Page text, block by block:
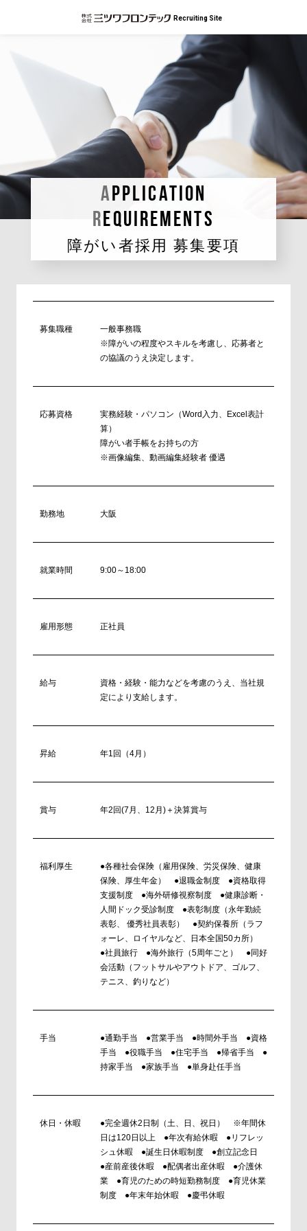
Recruiting Site
Application
Requirements
障がい者採用 募集要項
募集職種
一般事務職
※障がいの程度やスキルを考慮し、応募者と
の協議のうえ決定します。
応募資格
実務経験・パソコン（Word入力、Excel表計
算）
障がい者手帳をお持ちの方
※画像編集、動画編集経験者 優遇
勤務地 大阪
就業時間 9:00～18:00
雇用形態 正社員
給与
資格・経験・能力などを考慮のうえ、当社規
定により支給します。
昇給 年1回（4月）
賞与 年2回(7月、12月)＋決算賞与
福利厚生
●各種社会保険（雇用保険、労災保険、健康
保険、厚生年金） ●退職金制度 ●資格取得
支援制度 ●海外研修視察制度 ●健康診断・
人間ドック受診制度 ●表彰制度（永年勤続
表彰、 優秀社員表彰） ●契約保養所（ラフ
ォーレ、ロイヤルなど、日本全国50カ所）
●社員旅行 ●海外旅行（5周年ごと） ●同好
会活動（フットサルやアウトドア、ゴルフ、
テニス、釣りなど）
手当
●通勤手当 ●営業手当 ●時間外手当 ●資格
手当 ●役職手当 ●住宅手当 ●帰省手当 ●
持家手当 ●家族手当 ●単身赴任手当
休日・休暇
●完全週休2日制（土、日、祝日） ※年間休
日は120日以上 ●年次有給休暇 ●リフレッ
シュ休暇 ●誕生日休暇制度 ●創立記念日
●産前産後休暇 ●配偶者出産休暇 ●介護休
業 ●育児のための時短勤務制度 ●育児休業
制度 ●年末年始休暇 ●慶弔休暇